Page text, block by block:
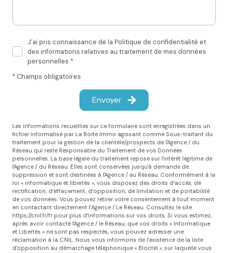
J'ai pris connaissance de la Politique de confidentialité et
des informations relatives au traitement de mes données
personnelles *
* Champs obligatoires
Envoyer
Les informations recueillies sur ce formulaire sont enregistrées dans un
fichier informatisé par La Boite Immo agissant comme Sous-traitant du
traitement pour la gestion de la clientèle/prospects de l'Agence / du
Réseau qui reste Responsable du Traitement de vos Données
personnelles. La base légale du traitement repose sur l'intérêt légitime de
l'Agence / du Réseau. Elles sont conservées jusqu'à demande de
suppression et sont destinées à l'Agence / au Réseau. Conformément à la
loi « informatique et libertés », vous disposez des droits d’accès, de
rectification, d’effacement, d’opposition, de limitation et de portabilité
de vos données. Vous pouvez retirer votre consentement à tout moment
en contactant directement l’Agence / Le Réseau. Consultez le site
https://cnil.fr/fr pour plus d’informations sur vos droits. Si vous estimez,
après avoir contacté l'Agence / le Réseau, que vos droits « Informatique
et Libertés » ne sont pas respectés, vous pouvez adresser une
réclamation à la CNIL. Nous vous informons de l’existence de la liste
d'opposition au démarchage téléphonique « Bloctel », sur laquelle vous